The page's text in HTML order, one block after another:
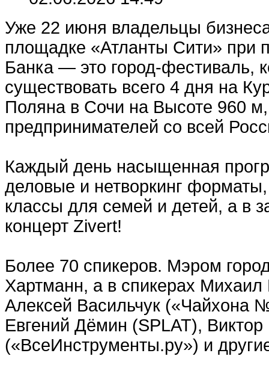
Уже 22 июня владельцы
площадке «Атланты Сити» при
Банка — это город-фестиваль,
существовать всего 4 дня на
Поляна в Сочи на Высоте 960
предпринимателей со всей
Каждый день насыщенная
деловые и нетворкинг
классы для семей и детей, а в
концерт Zivert!
Более 70 спикеров. Мэром
Хартманн, а в спикерах Михаил
Алексей Васильчук («Чайхона
Евгений Дёмин (SPLAT), Виктор
(«ВсеИнструменты.ру») и